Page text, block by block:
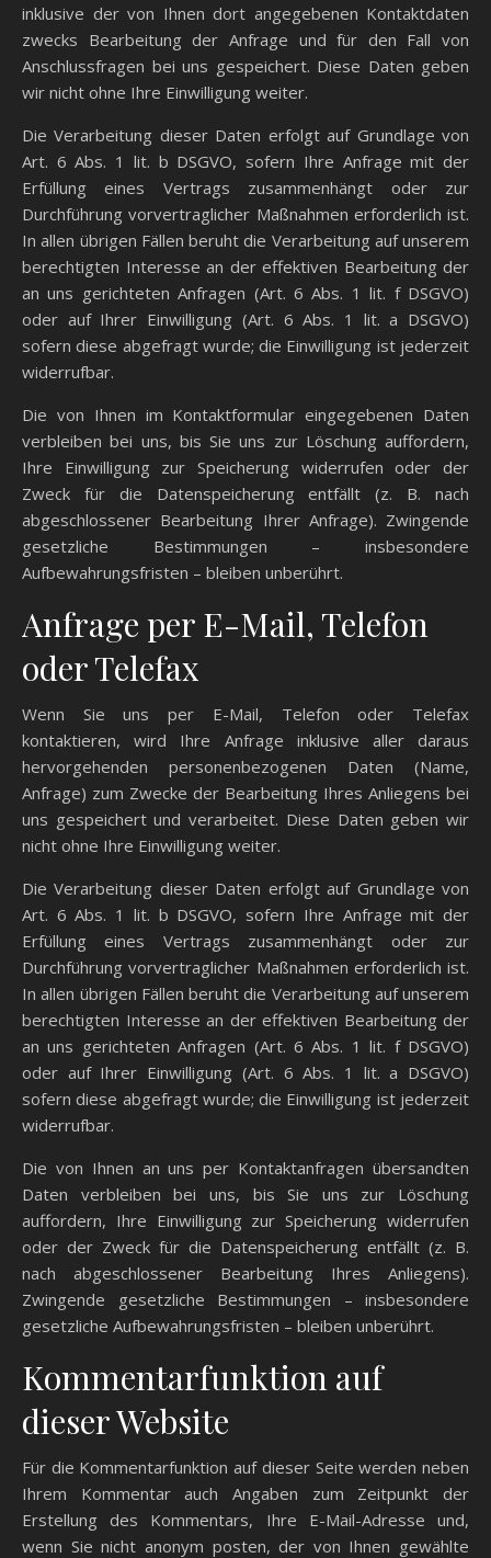
inklusive der von Ihnen dort angegebenen Kontaktdaten
zwecks Bearbeitung der Anfrage und für den Fall von
Anschlussfragen bei uns gespeichert. Diese Daten geben
wir nicht ohne Ihre Einwilligung weiter.
Die Verarbeitung dieser Daten erfolgt auf Grundlage von
Art. 6 Abs. 1 lit. b DSGVO, sofern Ihre Anfrage mit der
Erfüllung eines Vertrags zusammenhängt oder zur
Durchführung vorvertraglicher Maßnahmen erforderlich ist.
In allen übrigen Fällen beruht die Verarbeitung auf unserem
berechtigten Interesse an der effektiven Bearbeitung der
an uns gerichteten Anfragen (Art. 6 Abs. 1 lit. f DSGVO)
oder auf Ihrer Einwilligung (Art. 6 Abs. 1 lit. a DSGVO)
sofern diese abgefragt wurde; die Einwilligung ist jederzeit
widerrufbar.
Die von Ihnen im Kontaktformular eingegebenen Daten
verbleiben bei uns, bis Sie uns zur Löschung auffordern,
Ihre Einwilligung zur Speicherung widerrufen oder der
Zweck für die Datenspeicherung entfällt (z. B. nach
abgeschlossener Bearbeitung Ihrer Anfrage). Zwingende
gesetzliche Bestimmungen – insbesondere
Aufbewahrungsfristen – bleiben unberührt.
Anfrage per E-Mail, Telefon
oder Telefax
Wenn Sie uns per E-Mail, Telefon oder Telefax
kontaktieren, wird Ihre Anfrage inklusive aller daraus
hervorgehenden personenbezogenen Daten (Name,
Anfrage) zum Zwecke der Bearbeitung Ihres Anliegens bei
uns gespeichert und verarbeitet. Diese Daten geben wir
nicht ohne Ihre Einwilligung weiter.
Die Verarbeitung dieser Daten erfolgt auf Grundlage von
Art. 6 Abs. 1 lit. b DSGVO, sofern Ihre Anfrage mit der
Erfüllung eines Vertrags zusammenhängt oder zur
Durchführung vorvertraglicher Maßnahmen erforderlich ist.
In allen übrigen Fällen beruht die Verarbeitung auf unserem
berechtigten Interesse an der effektiven Bearbeitung der
an uns gerichteten Anfragen (Art. 6 Abs. 1 lit. f DSGVO)
oder auf Ihrer Einwilligung (Art. 6 Abs. 1 lit. a DSGVO)
sofern diese abgefragt wurde; die Einwilligung ist jederzeit
widerrufbar.
Die von Ihnen an uns per Kontaktanfragen übersandten
Daten verbleiben bei uns, bis Sie uns zur Löschung
auffordern, Ihre Einwilligung zur Speicherung widerrufen
oder der Zweck für die Datenspeicherung entfällt (z. B.
nach abgeschlossener Bearbeitung Ihres Anliegens).
Zwingende gesetzliche Bestimmungen – insbesondere
gesetzliche Aufbewahrungsfristen – bleiben unberührt.
Kommentar­funktion auf
dieser Website
Für die Kommentarfunktion auf dieser Seite werden neben
Ihrem Kommentar auch Angaben zum Zeitpunkt der
Erstellung des Kommentars, Ihre E-Mail-Adresse und,
wenn Sie nicht anonym posten, der von Ihnen gewählte